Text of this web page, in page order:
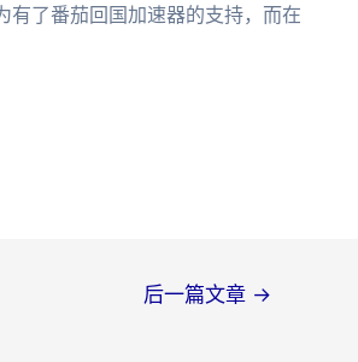
有了番茄回国加速器的支持，而在
后一篇文章 →